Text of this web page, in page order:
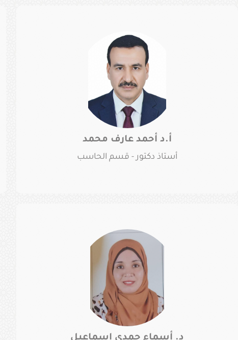
أ.د أحمد عارف محمد
أستاذ دكتور - قسم الحاسب
د. أسماء حمدى إسماعيل